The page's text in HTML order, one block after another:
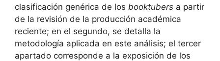
clasificación genérica de los booktubers a partir
de la revisión de la producción académica
reciente; en el segundo, se detalla la
metodología aplicada en este análisis; el tercer
apartado corresponde a la exposición de los